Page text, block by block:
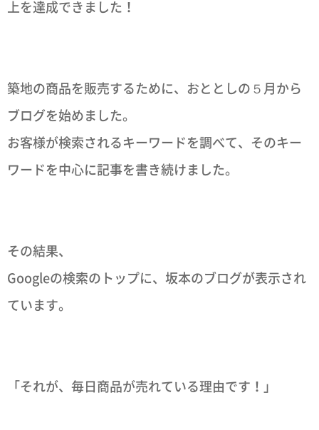
上を達成できました！
築地の商品を販売するために、おととしの５月から
ブログを始めました。
お客様が検索されるキーワードを調べて、そのキー
ワードを中心に記事を書き続けました。
その結果、
Googleの検索のトップに、坂本のブログが表示され
ています。
「それが、毎日商品が売れている理由です！」